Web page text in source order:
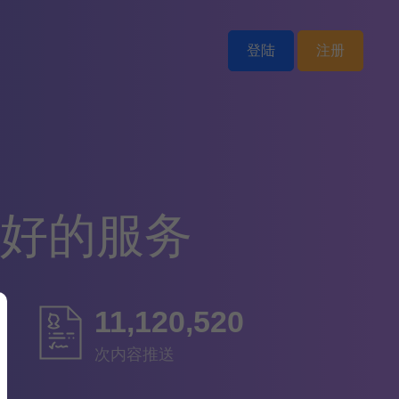
登陆 注册
的服务
11,716,662
次内容推送